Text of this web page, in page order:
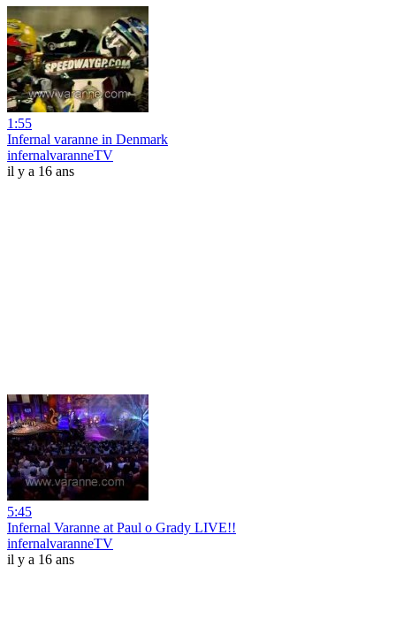
1:55
Infernal varanne in Denmark
infernalvaranneTV
il y a 16 ans
5:45
Infernal Varanne at Paul o Grady LIVE!!
infernalvaranneTV
il y a 16 ans